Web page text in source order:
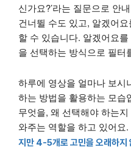
신가요?’라는 질문으로 안
건너뛸 수도 있고, 알겠어
할 수 있습니다. 알겠어요
을 선택하는 방식으로 필터
하루에 영상을 얼마나 보시
하는 방법을 활용하는 모습
무엇을, 왜 선택해야 하는
와주는 역할을 하고 있어요.
지만 4-5개로 고민을 오래하지